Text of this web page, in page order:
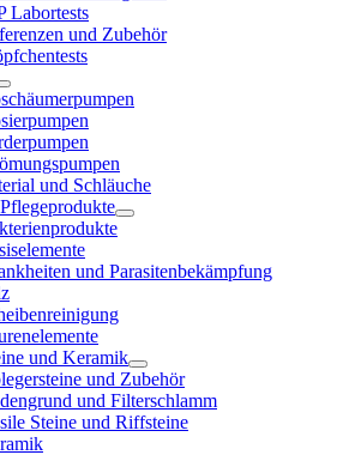
Labortests
und Zubehör
und Schläuche
und Parasitenbekämpfung
und Keramik
und Zubehör
und Filterschlamm
Steine und Riffsteine